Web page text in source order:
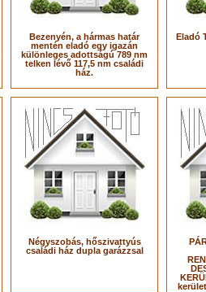
Bezenyén, a hármas határ
mentén eladó egy igazán
különleges adottságú 789 nm
telken lévő 117,5 nm családi
ház.
Eladó
Négyszobás, hőszivattyús
családi ház dupla garázzsal